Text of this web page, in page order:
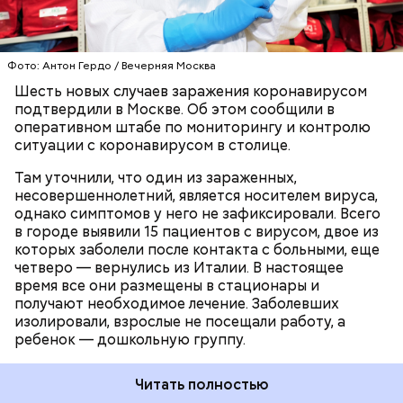
Фото: Антон Гердо / Вечерняя Москва
Шесть новых случаев заражения коронавирусом
подтвердили в Москве. Об этом сообщили в
оперативном штабе по мониторингу и контролю
ситуации с коронавирусом в столице.
Там уточнили, что один из зараженных,
несовершеннолетний, является носителем вируса,
однако симптомов у него не зафиксировали. Всего
в городе выявили 15 пациентов с вирусом, двое из
которых заболели после контакта с больными, еще
четверо — вернулись из Италии. В настоящее
время все они размещены в стационары и
получают необходимое лечение. Заболевших
изолировали, взрослые не посещали работу, а
ребенок — дошкольную группу.
медиков. Отмечается, что три родственника
пациентов получают помощь в инфекционной
больнице, трех направили в обсервационное
заведение, еще трое находятся на карантине.
Читать полностью
МОСКВА КОРОНАВИРУС КАРАНТИН
Читайте также:Россиянина Кирилла Фирсова
задержали в США